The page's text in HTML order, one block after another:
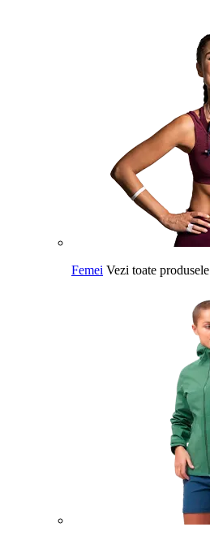
Femei Vezi toate produsele